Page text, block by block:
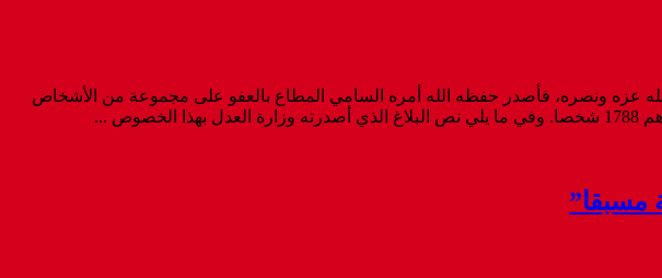
الملك محمد السادس أدام الله عزه ونصره، فأصدر حفظه الله أمره السامي المطاع بالعفو على مجموعة من الأشخاص
...
مسبقا”